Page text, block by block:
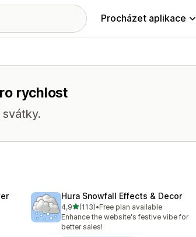
Procházet aplikace
rychlost
Hura Snowfall Effects & Decor
4,9z 5 hvězd
(113)
Celkový počet recenzí: 113
•Free plan available
Enhance the website's festive vibe for
better sales!